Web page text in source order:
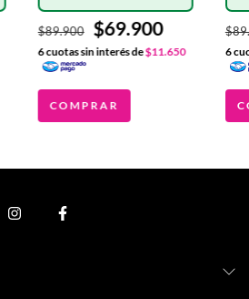
$89.900 $69.900
6cuotas sin interés de$11.650
COMPRAR
6